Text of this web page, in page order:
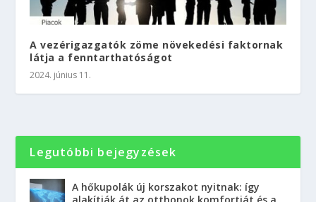
A vezérigazgatók zöme növekedési faktornak
látja a fenntarthatóságot
2024. június 11.
Legutóbbi bejegyzések
A hőkupolák új korszakot nyitnak: így